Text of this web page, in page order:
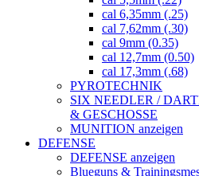
cal 6,35mm (.25)
cal 7,62mm (.30)
cal 9mm (0.35)
cal 12,7mm (0.50)
cal 17,3mm (.68)
PYROTECHNIK
SIX NEEDLER /
& GESCHOSSE
MUNITION anzeigen
DEFENSE
DEFENSE anzeigen
Blueguns &